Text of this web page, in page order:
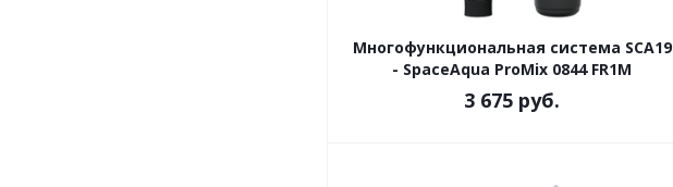
Многофункциональная система SCA19
- SpaceAqua ProMix 0844 FR1M
3 675 руб.